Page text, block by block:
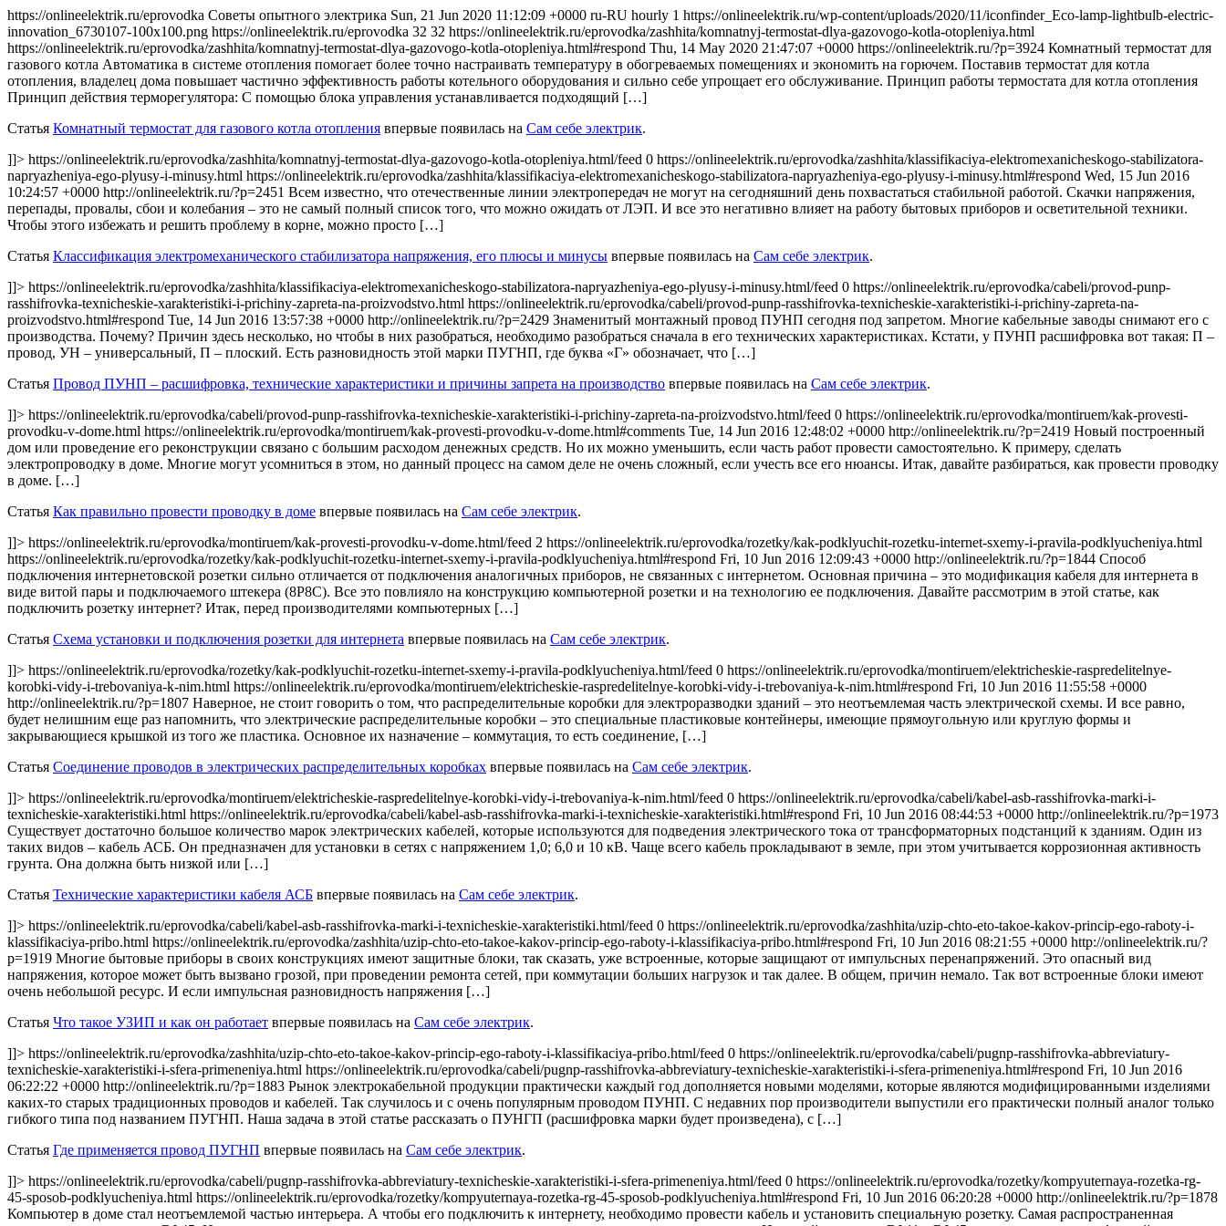
https://onlineelektrik.ru/eprovodka Советы опытного электрика Sun, 21 Jun 2020 11:12:09 +0000 ru-RU hourly 1 https://onlineelektrik.ru/wp-content/uploads/2020/11/iconfinder_Eco-lamp-lightbulb-electric-
innovation_6730107-100x100.png https://onlineelektrik.ru/eprovodka 32 32 https://onlineelektrik.ru/eprovodka/zashhita/komnatnyj-termostat-dlya-gazovogo-kotla-otopleniya.html
https://onlineelektrik.ru/eprovodka/zashhita/komnatnyj-termostat-dlya-gazovogo-kotla-otopleniya.html#respond Thu, 14 May 2020 21:47:07 +0000 https://onlineelektrik.ru/?p=3924 Комнатный термостат для
газового котла Автоматика в системе отопления помогает более точно настраивать температуру в обогреваемых помещениях и экономить на горючем. Поставив термостат для котла
отопления, владелец дома повышает частично эффективность работы котельного оборудования и сильно себе упрощает его обслуживание. Принцип работы термостата для котла отопления
Принцип действия терморегулятора: С помощью блока управления устанавливается подходящий […]
Статья Комнатный термостат для газового котла отопления впервые появилась на Сам себе электрик.
]]> https://onlineelektrik.ru/eprovodka/zashhita/komnatnyj-termostat-dlya-gazovogo-kotla-otopleniya.html/feed 0 https://onlineelektrik.ru/eprovodka/zashhita/klassifikaciya-elektromexanicheskogo-stabilizatora-
napryazheniya-ego-plyusy-i-minusy.html https://onlineelektrik.ru/eprovodka/zashhita/klassifikaciya-elektromexanicheskogo-stabilizatora-napryazheniya-ego-plyusy-i-minusy.html#respond Wed, 15 Jun 2016
10:24:57 +0000 http://onlineelektrik.ru/?p=2451 Всем известно, что отечественные линии электропередач не могут на сегодняшний день похвастаться стабильной работой. Скачки напряжения,
перепады, провалы, сбои и колебания – это не самый полный список того, что можно ожидать от ЛЭП. И все это негативно влияет на работу бытовых приборов и осветительной техники.
Чтобы этого избежать и решить проблему в корне, можно просто […]
Статья Классификация электромеханического стабилизатора напряжения, его плюсы и минусы впервые появилась на Сам себе электрик.
]]> https://onlineelektrik.ru/eprovodka/zashhita/klassifikaciya-elektromexanicheskogo-stabilizatora-napryazheniya-ego-plyusy-i-minusy.html/feed 0 https://onlineelektrik.ru/eprovodka/cabeli/provod-punp-
rasshifrovka-texnicheskie-xarakteristiki-i-prichiny-zapreta-na-proizvodstvo.html https://onlineelektrik.ru/eprovodka/cabeli/provod-punp-rasshifrovka-texnicheskie-xarakteristiki-i-prichiny-zapreta-na-
proizvodstvo.html#respond Tue, 14 Jun 2016 13:57:38 +0000 http://onlineelektrik.ru/?p=2429 Знаменитый монтажный провод ПУНП сегодня под запретом. Многие кабельные заводы снимают его с
производства. Почему? Причин здесь несколько, но чтобы в них разобраться, необходимо разобраться сначала в его технических характеристиках. Кстати, у ПУНП расшифровка вот такая: П –
провод, УН – универсальный, П – плоский. Есть разновидность этой марки ПУГНП, где буква «Г» обозначает, что […]
Статья Провод ПУНП – расшифровка, технические характеристики и причины запрета на производство впервые появилась на Сам себе электрик.
]]> https://onlineelektrik.ru/eprovodka/cabeli/provod-punp-rasshifrovka-texnicheskie-xarakteristiki-i-prichiny-zapreta-na-proizvodstvo.html/feed 0 https://onlineelektrik.ru/eprovodka/montiruem/kak-provesti-
provodku-v-dome.html https://onlineelektrik.ru/eprovodka/montiruem/kak-provesti-provodku-v-dome.html#comments Tue, 14 Jun 2016 12:48:02 +0000 http://onlineelektrik.ru/?p=2419 Новый построенный
дом или проведение его реконструкции связано с большим расходом денежных средств. Но их можно уменьшить, если часть работ провести самостоятельно. К примеру, сделать
электропроводку в доме. Многие могут усомниться в этом, но данный процесс на самом деле не очень сложный, если учесть все его нюансы. Итак, давайте разбираться, как провести проводку
в доме. […]
Статья Как правильно провести проводку в доме впервые появилась на Сам себе электрик.
]]> https://onlineelektrik.ru/eprovodka/montiruem/kak-provesti-provodku-v-dome.html/feed 2 https://onlineelektrik.ru/eprovodka/rozetky/kak-podklyuchit-rozetku-internet-sxemy-i-pravila-podklyucheniya.html
https://onlineelektrik.ru/eprovodka/rozetky/kak-podklyuchit-rozetku-internet-sxemy-i-pravila-podklyucheniya.html#respond Fri, 10 Jun 2016 12:09:43 +0000 http://onlineelektrik.ru/?p=1844 Способ
подключения интернетовской розетки сильно отличается от подключения аналогичных приборов, не связанных с интернетом. Основная причина – это модификация кабеля для интернета в
виде витой пары и подключаемого штекера (8Р8С). Все это повлияло на конструкцию компьютерной розетки и на технологию ее подключения. Давайте рассмотрим в этой статье, как
подключить розетку интернет? Итак, перед производителями компьютерных […]
Статья Схема установки и подключения розетки для интернета впервые появилась на Сам себе электрик.
]]> https://onlineelektrik.ru/eprovodka/rozetky/kak-podklyuchit-rozetku-internet-sxemy-i-pravila-podklyucheniya.html/feed 0 https://onlineelektrik.ru/eprovodka/montiruem/elektricheskie-raspredelitelnye-
korobki-vidy-i-trebovaniya-k-nim.html https://onlineelektrik.ru/eprovodka/montiruem/elektricheskie-raspredelitelnye-korobki-vidy-i-trebovaniya-k-nim.html#respond Fri, 10 Jun 2016 11:55:58 +0000
http://onlineelektrik.ru/?p=1807 Наверное, не стоит говорить о том, что распределительные коробки для электроразводки зданий – это неотъемлемая часть электрической схемы. И все равно,
будет нелишним еще раз напомнить, что электрические распределительные коробки – это специальные пластиковые контейнеры, имеющие прямоугольную или круглую формы и
закрывающиеся крышкой из того же пластика. Основное их назначение – коммутация, то есть соединение, […]
Статья Соединение проводов в электрических распределительных коробках впервые появилась на Сам себе электрик.
]]> https://onlineelektrik.ru/eprovodka/montiruem/elektricheskie-raspredelitelnye-korobki-vidy-i-trebovaniya-k-nim.html/feed 0 https://onlineelektrik.ru/eprovodka/cabeli/kabel-asb-rasshifrovka-marki-i-
texnicheskie-xarakteristiki.html https://onlineelektrik.ru/eprovodka/cabeli/kabel-asb-rasshifrovka-marki-i-texnicheskie-xarakteristiki.html#respond Fri, 10 Jun 2016 08:44:53 +0000 http://onlineelektrik.ru/?p=1973
Существует достаточно большое количество марок электрических кабелей, которые используются для подведения электрического тока от трансформаторных подстанций к зданиям. Один из
таких видов – кабель АСБ. Он предназначен для установки в сетях с напряжением 1,0; 6,0 и 10 кВ. Чаще всего кабель прокладывают в земле, при этом учитывается коррозионная активность
грунта. Она должна быть низкой или […]
Статья Технические характеристики кабеля АСБ впервые появилась на Сам себе электрик.
]]> https://onlineelektrik.ru/eprovodka/cabeli/kabel-asb-rasshifrovka-marki-i-texnicheskie-xarakteristiki.html/feed 0 https://onlineelektrik.ru/eprovodka/zashhita/uzip-chto-eto-takoe-kakov-princip-ego-raboty-i-
klassifikaciya-pribo.html https://onlineelektrik.ru/eprovodka/zashhita/uzip-chto-eto-takoe-kakov-princip-ego-raboty-i-klassifikaciya-pribo.html#respond Fri, 10 Jun 2016 08:21:55 +0000 http://onlineelektrik.ru/?
p=1919 Многие бытовые приборы в своих конструкциях имеют защитные блоки, так сказать, уже встроенные, которые защищают от импульсных перенапряжений. Это опасный вид
напряжения, которое может быть вызвано грозой, при проведении ремонта сетей, при коммутации больших нагрузок и так далее. В общем, причин немало. Так вот встроенные блоки имеют
очень небольшой ресурс. И если импульсная разновидность напряжения […]
Статья Что такое УЗИП и как он работает впервые появилась на Сам себе электрик.
]]> https://onlineelektrik.ru/eprovodka/zashhita/uzip-chto-eto-takoe-kakov-princip-ego-raboty-i-klassifikaciya-pribo.html/feed 0 https://onlineelektrik.ru/eprovodka/cabeli/pugnp-rasshifrovka-abbreviatury-
texnicheskie-xarakteristiki-i-sfera-primeneniya.html https://onlineelektrik.ru/eprovodka/cabeli/pugnp-rasshifrovka-abbreviatury-texnicheskie-xarakteristiki-i-sfera-primeneniya.html#respond Fri, 10 Jun 2016
06:22:22 +0000 http://onlineelektrik.ru/?p=1883 Рынок электрокабельной продукции практически каждый год дополняется новыми моделями, которые являются модифицированными изделиями
каких-то старых традиционных проводов и кабелей. Так случилось и с очень популярным проводом ПУНП. С недавних пор производители выпустили его практически полный аналог только
гибкого типа под названием ПУГНП. Наша задача в этой статье рассказать о ПУНГП (расшифровка марки будет произведена), с […]
Статья Где применяется провод ПУГНП впервые появилась на Сам себе электрик.
]]> https://onlineelektrik.ru/eprovodka/cabeli/pugnp-rasshifrovka-abbreviatury-texnicheskie-xarakteristiki-i-sfera-primeneniya.html/feed 0 https://onlineelektrik.ru/eprovodka/rozetky/kompyuternaya-rozetka-rg-
45-sposob-podklyucheniya.html https://onlineelektrik.ru/eprovodka/rozetky/kompyuternaya-rozetka-rg-45-sposob-podklyucheniya.html#respond Fri, 10 Jun 2016 06:20:28 +0000 http://onlineelektrik.ru/?p=1878
Компьютер в доме стал неотъемлемой частью интерьера. А чтобы его подключить к интернету, необходимо провести кабель и установить специальную розетку. Самая распространенная